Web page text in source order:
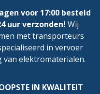
voor 17:00 besteld
uur verzonden! Wij
met transporteurs
in vervoer
van elektromaterialen.
IN KWALITEIT